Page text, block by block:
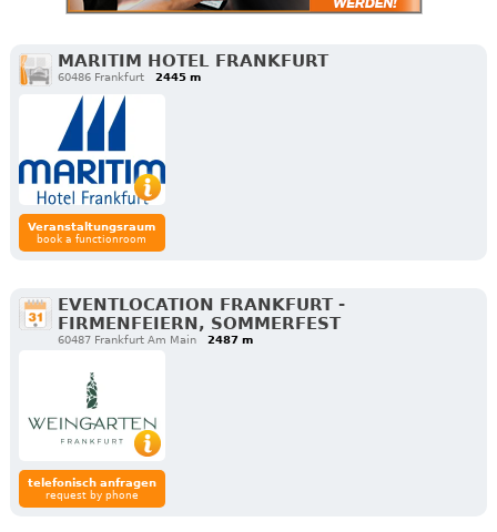
MARITIM HOTEL FRANKFURT
60486 Frankfurt 2445 m
Veranstaltungsraum
book a functionroom
EVENTLOCATION FRANKFURT -
FIRMENFEIERN, SOMMERFEST
60487 Frankfurt Am Main 2487 m
telefonisch anfragen
request by phone